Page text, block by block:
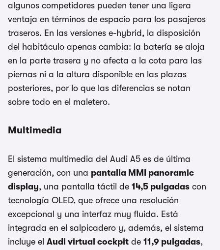
algunos competidores pueden tener una ligera
ventaja en términos de espacio para los pasajeros
traseros. En las versiones e-hybrid, la disposición
del habitáculo apenas cambia: la batería se aloja
en la parte trasera y no afecta a la cota para las
piernas ni a la altura disponible en las plazas
posteriores, por lo que las diferencias se notan
sobre todo en el maletero.
Multimedia
El sistema multimedia del Audi A5 es de última
generación, con una pantalla MMI panoramic
display, una pantalla táctil de 14,5 pulgadas con
tecnología OLED, que ofrece una resolución
excepcional y una interfaz muy fluida. Está
integrada en el salpicadero y, además, el sistema
incluye el Audi virtual cockpit de 11,9 pulgadas,